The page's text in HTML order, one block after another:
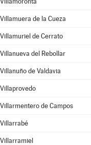
Villamuera de la Cueza
Villamuriel de Cerrato
Villanueva del Rebollar
Villanuño de Valdavia
Villaprovedo
Villarmentero de Campos
Villarrabé
Villarramiel